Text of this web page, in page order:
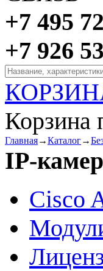
+7 495
+7 926
Корзина
Главная→Каталог→
IP-
Cisco